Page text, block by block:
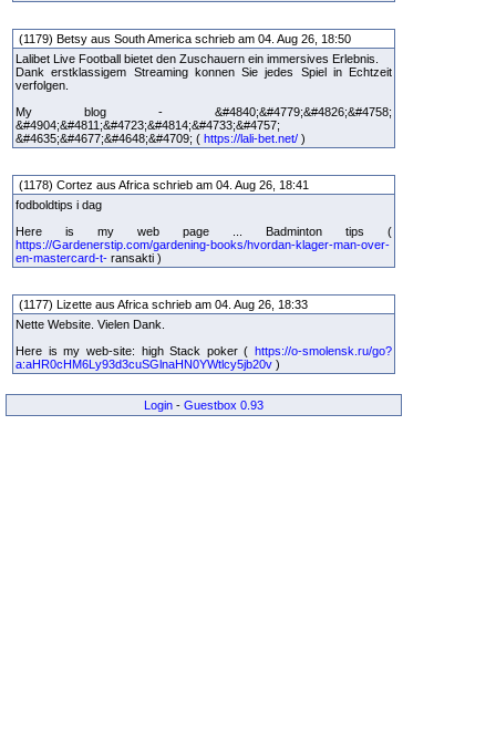
(1179) Betsy aus South America schrieb am 04. Aug 26, 18:50
Lalibet Live Football bietet den Zuschauern ein immersives Erlebnis.
Dank erstklassigem Streaming konnen Sie jedes Spiel in Echtzeit
verfolgen.
My blog - &#4840;&#4779;&#4826;&#4758;
&#4904;&#4811;&#4723;&#4814;&#4733;&#4757;
&#4635;&#4677;&#4648;&#4709; ( https://lali-bet.net/ )
(1178) Cortez aus Africa schrieb am 04. Aug 26, 18:41
fodboldtips i dag
Here is my web page ... Badminton tips (
https://Gardenerstip.com/gardening-books/hvordan-klager-man-over-
en-mastercard-t- ransakti )
(1177) Lizette aus Africa schrieb am 04. Aug 26, 18:33
Nette Website. Vielen Dank.
Here is my web-site: high Stack poker ( https://o-smolensk.ru/go?
a:aHR0cHM6Ly93d3cuSGlnaHN0YWtlcy5jb20v )
Login - Guestbox 0.93